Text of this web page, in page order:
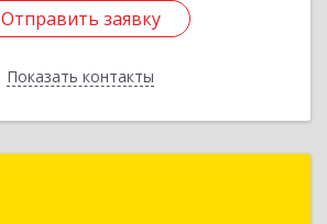
Отправить заявку
Показать контакты
Отправить заявку
Назад